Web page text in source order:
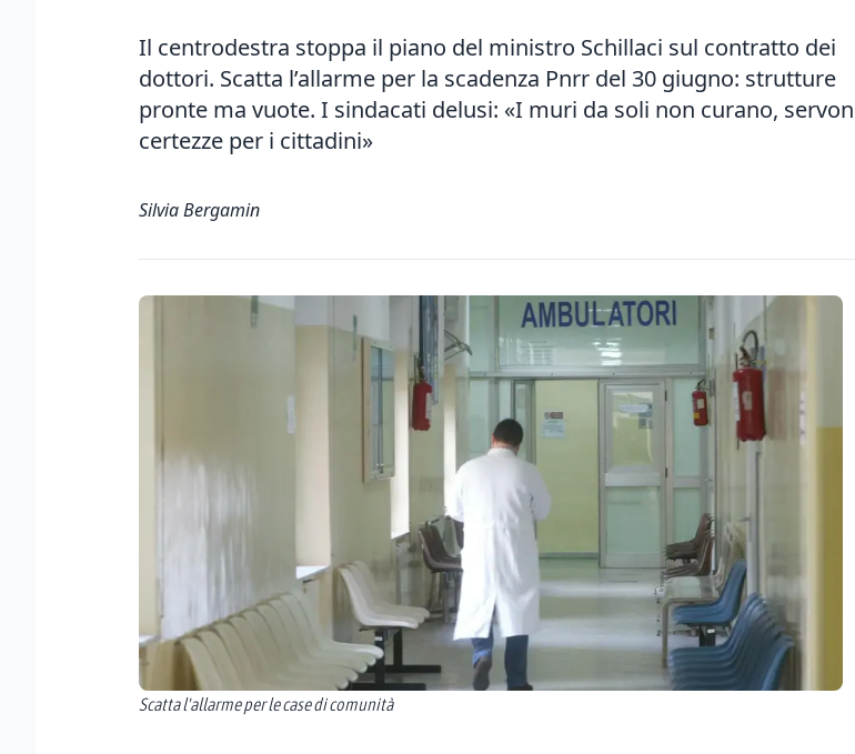
Il centrodestra stoppa il piano del ministro Schillaci sul contratto dei
dottori. Scatta l’allarme per la scadenza Pnrr del 30 giugno: strutture
pronte ma vuote. I sindacati delusi: «I muri da soli non curano,
certezze per i cittadini»
Silvia Bergamin
Scatta l'allarme per le case di comunità